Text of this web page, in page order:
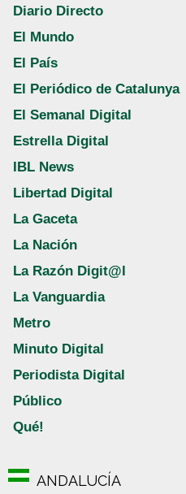
Diario Directo
El Mundo
El País
El Periódico de Catalunya
El Semanal Digital
Estrella Digital
IBL News
Libertad Digital
La Gaceta
La Nación
La Razón Digit@l
La Vanguardia
Metro
Minuto Digital
Periodista Digital
Público
Qué!
ANDALUCÍA